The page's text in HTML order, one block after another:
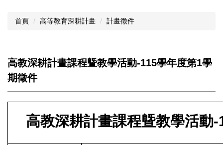
首頁 高等教育深耕計畫 計畫徵件
高教深耕計畫課程曁教學活動-115學年度第1學
期徵件
高教深耕計畫課程曁教學活動